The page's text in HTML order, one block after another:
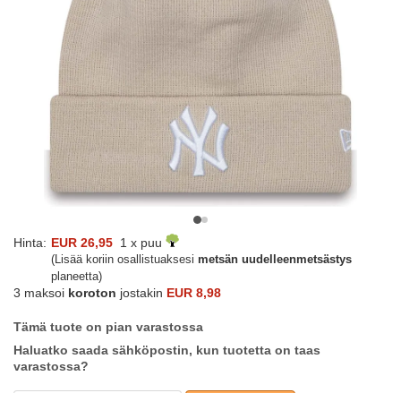
Hinta: EUR 26,95 1 x puu
(Lisää koriin osallistuaksesi metsän uudelleenmetsästys
planeetta)
3 maksoi koroton jostakin EUR 8,98
Tämä tuote on pian varastossa
Haluatko saada sähköpostin, kun tuotetta on taas
varastossa?